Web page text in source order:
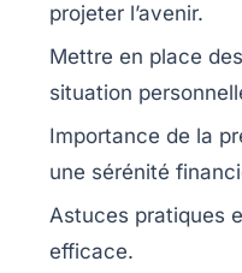
projeter l’avenir.
Mettre en place des
situation
Importance de la
une sérénité
Astuces pratiques
efficace.